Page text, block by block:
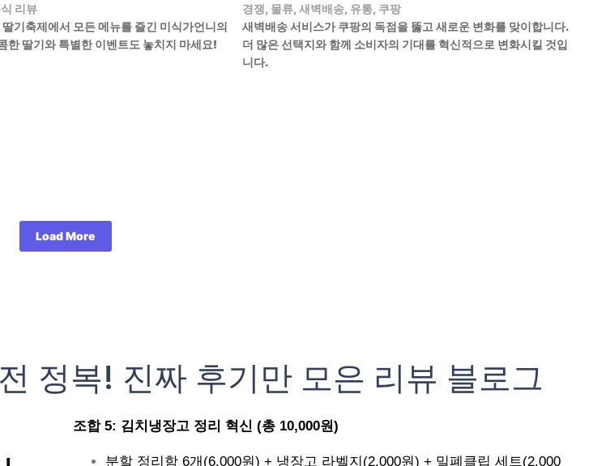
리뷰
기축제에서 모든 메뉴를 즐긴 미식가언니의
한 딸기와 특별한 이벤트도 놓치지 마세요!
경쟁, 물류, 새벽배송, 유통, 쿠팡
새벽배송 서비스가 쿠팡의 독점을 뚫고 새로운 변화를 맞이합니다.
더 많은 선택지와 함께 소비자의 기대를 혁신적으로 변화시킬 것입
니다.
Load More
정복! 진짜 후기만 모은 리뷰 블로그
조합 5: 김치냉장고 정리 혁신 (총 10,000원)
분할 정리함 6개(6,000원) + 냉장고 라벨지(2,000원) + 밀폐클립 세트(2,000